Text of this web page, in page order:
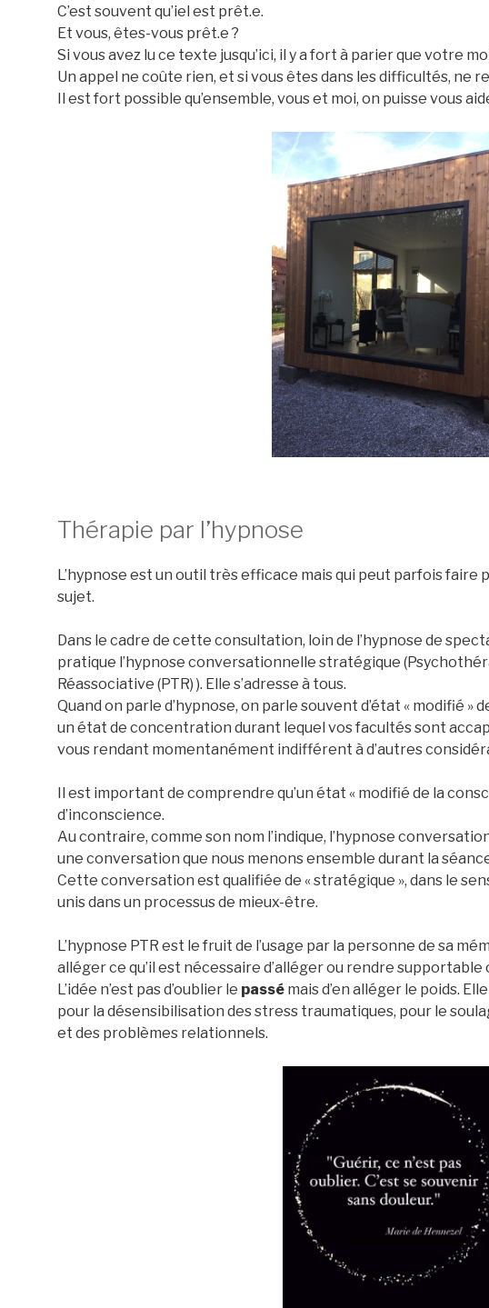
C’est souvent qu’iel est prêt.e.
Et vous, êtes-vous prêt.e ?
Si vous avez lu ce texte jusqu’ici, il y a fort à parier que votre
Un appel ne coûte rien, et si vous êtes dans les difficultés, ne
Il est fort possible qu’ensemble, vous et moi, on puisse vous
Thérapie par l’hypnose
L’hypnose est un outil très efficace mais qui peut parfois faire
sujet.
Dans le cadre de cette consultation, loin de l’hypnose de
pratique l’hypnose conversationnelle stratégique
Réassociative (PTR) ). Elle s’adresse à tous.
Quand on parle d’hypnose, on parle souvent d’état « modifié »
un état de concentration durant lequel vos facultés sont
vous rendant momentanément indifférent à d’autres
Il est important de comprendre qu’un état « modifié de la
d’inconscience.
Au contraire, comme son nom l’indique, l’hypnose
une conversation que nous menons ensemble durant la
Cette conversation est qualifiée de « stratégique », dans le
unis dans un processus de mieux-être.
L’hypnose PTR est le fruit de l’usage par la personne de sa
alléger ce qu’il est nécessaire d’alléger ou rendre supportable
L’idée n’est pas d’oublier le passé mais d’en alléger le poids.
pour la désensibilisation des stress traumatiques, pour le
et des problèmes relationnels.